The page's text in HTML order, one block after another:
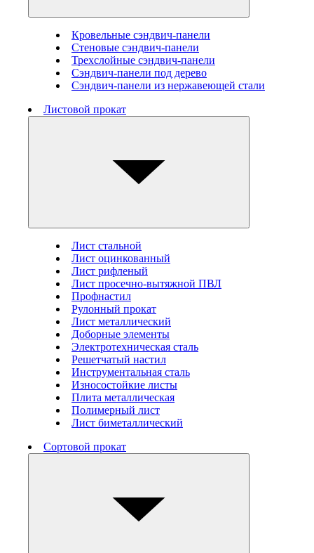
Кровельные сэндвич-панели
Стеновые cэндвич-панели
Трехслойные сэндвич-панели
Сэндвич-панели под дерево
Сэндвич-панели из нержавеющей стали
Листовой прокат
Лист стальной
Лист оцинкованный
Лист рифленый
Лист просечно-вытяжной ПВЛ
Профнастил
Рулонный прокат
Лист металлический
Доборные элементы
Электротехническая сталь
Решетчатый настил
Инструментальная сталь
Износостойкие листы
Плита металлическая
Полимерный лист
Лист биметаллический
Сортовой прокат